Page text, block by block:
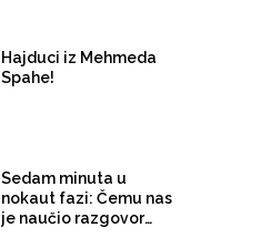
Hajduci iz Mehmeda
Spahe!
Sedam minuta u
nokaut fazi: Čemu nas
je naučio razgovor